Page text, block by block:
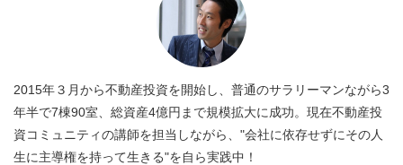
2015年３月から不動産投資を開始し、普通のサラリーマンながら3
年半で7棟90室、総資産4億円まで規模拡大に成功。現在不動産投
資コミュニティの講師を担当しながら、"会社に依存せずにその人
生に主導権を持って生きる"を自ら実践中！